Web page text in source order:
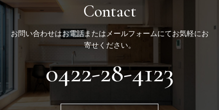
Contact
お問い合わせはお電話またはメールフォームにてお気軽にお
寄せください。
0422-28-4123